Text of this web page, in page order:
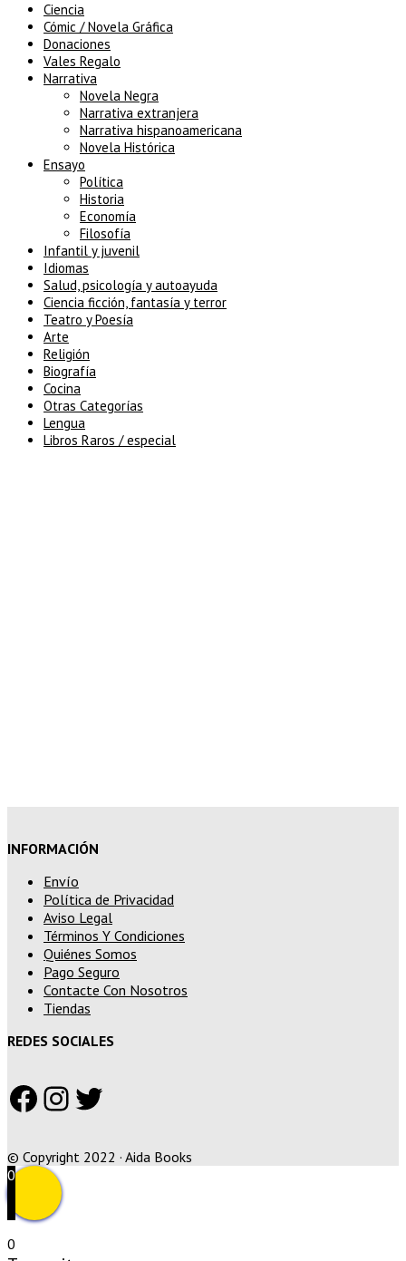
Ciencia
Cómic / Novela Gráfica
Donaciones
Vales Regalo
Narrativa
Novela Negra
Narrativa extranjera
Narrativa hispanoamericana
Novela Histórica
Ensayo
Política
Historia
Economía
Filosofía
Infantil y juvenil
Idiomas
Salud, psicología y autoayuda
Ciencia ficción, fantasía y terror
Teatro y Poesía
Arte
Religión
Biografía
Cocina
Otras Categorías
Lengua
Libros Raros / especial
INFORMACIÓN
Envío
Política de Privacidad
Aviso Legal
Términos Y Condiciones
Quiénes Somos
Pago Seguro
Contacte Con Nosotros
Tiendas
REDES SOCIALES
Facebook
Instagram
Twitter
© Copyright 2022 · Aida Books
0
0